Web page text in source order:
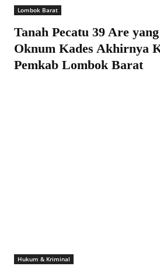
Lombok Barat
Tanah Pecatu 39 Are
Oknum Kades Akhirnya
Pemkab Lombok Barat
Hukum & Kriminal